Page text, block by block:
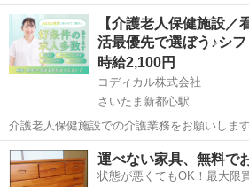
エマ・スリープの人気ハイブリッドマットレ
の廃盤モデルです。 現在は後継のV2モデルが販売されていますが、旧
モデルもポケットコイル＋...
埼玉 さいたま市 さいたま新都心駅
【介護老人保健施設／
活最優先で選ぼう♪シ
時給2,100円
コディカル株式会社
さいたま新都心駅
介護老人保健施設での介護業務をお願いし
務内容の詳細は異なります。 【業務内容の一例】 ■食事介助 ■入浴介
助 ■排せつ介助 ■生活援助 ■レクリエーション ■
いていた内容と...
埼玉 さいたま市 さいたま新都心駅
運べない家具、無料で
状態が悪くてもOK！最大限